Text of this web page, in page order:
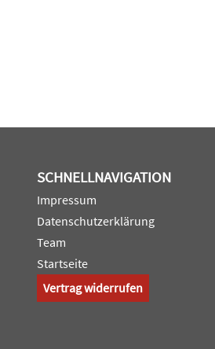
SCHNELLNAVIGATION
Impressum
Datenschutzerklärung
Team
Startseite
Vertrag widerrufen